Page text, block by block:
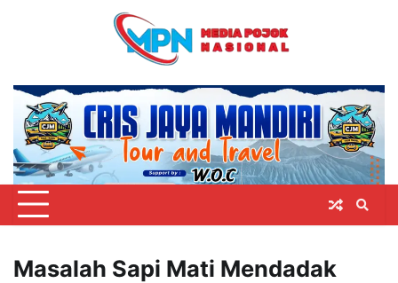
Masalah Sapi Mati Mendadak